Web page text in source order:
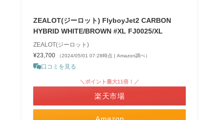
ZEALOT(ジーロット) FlyboyJet2 CARBON
HYBRID WHITE/BROWN #XL FJ0025/XL
ZEALOT(ジーロット)
¥23,700
（2024/05/01 07:28時点 | Amazon調べ）
口コミを見る
＼ポイント最大11倍！／
楽天市場